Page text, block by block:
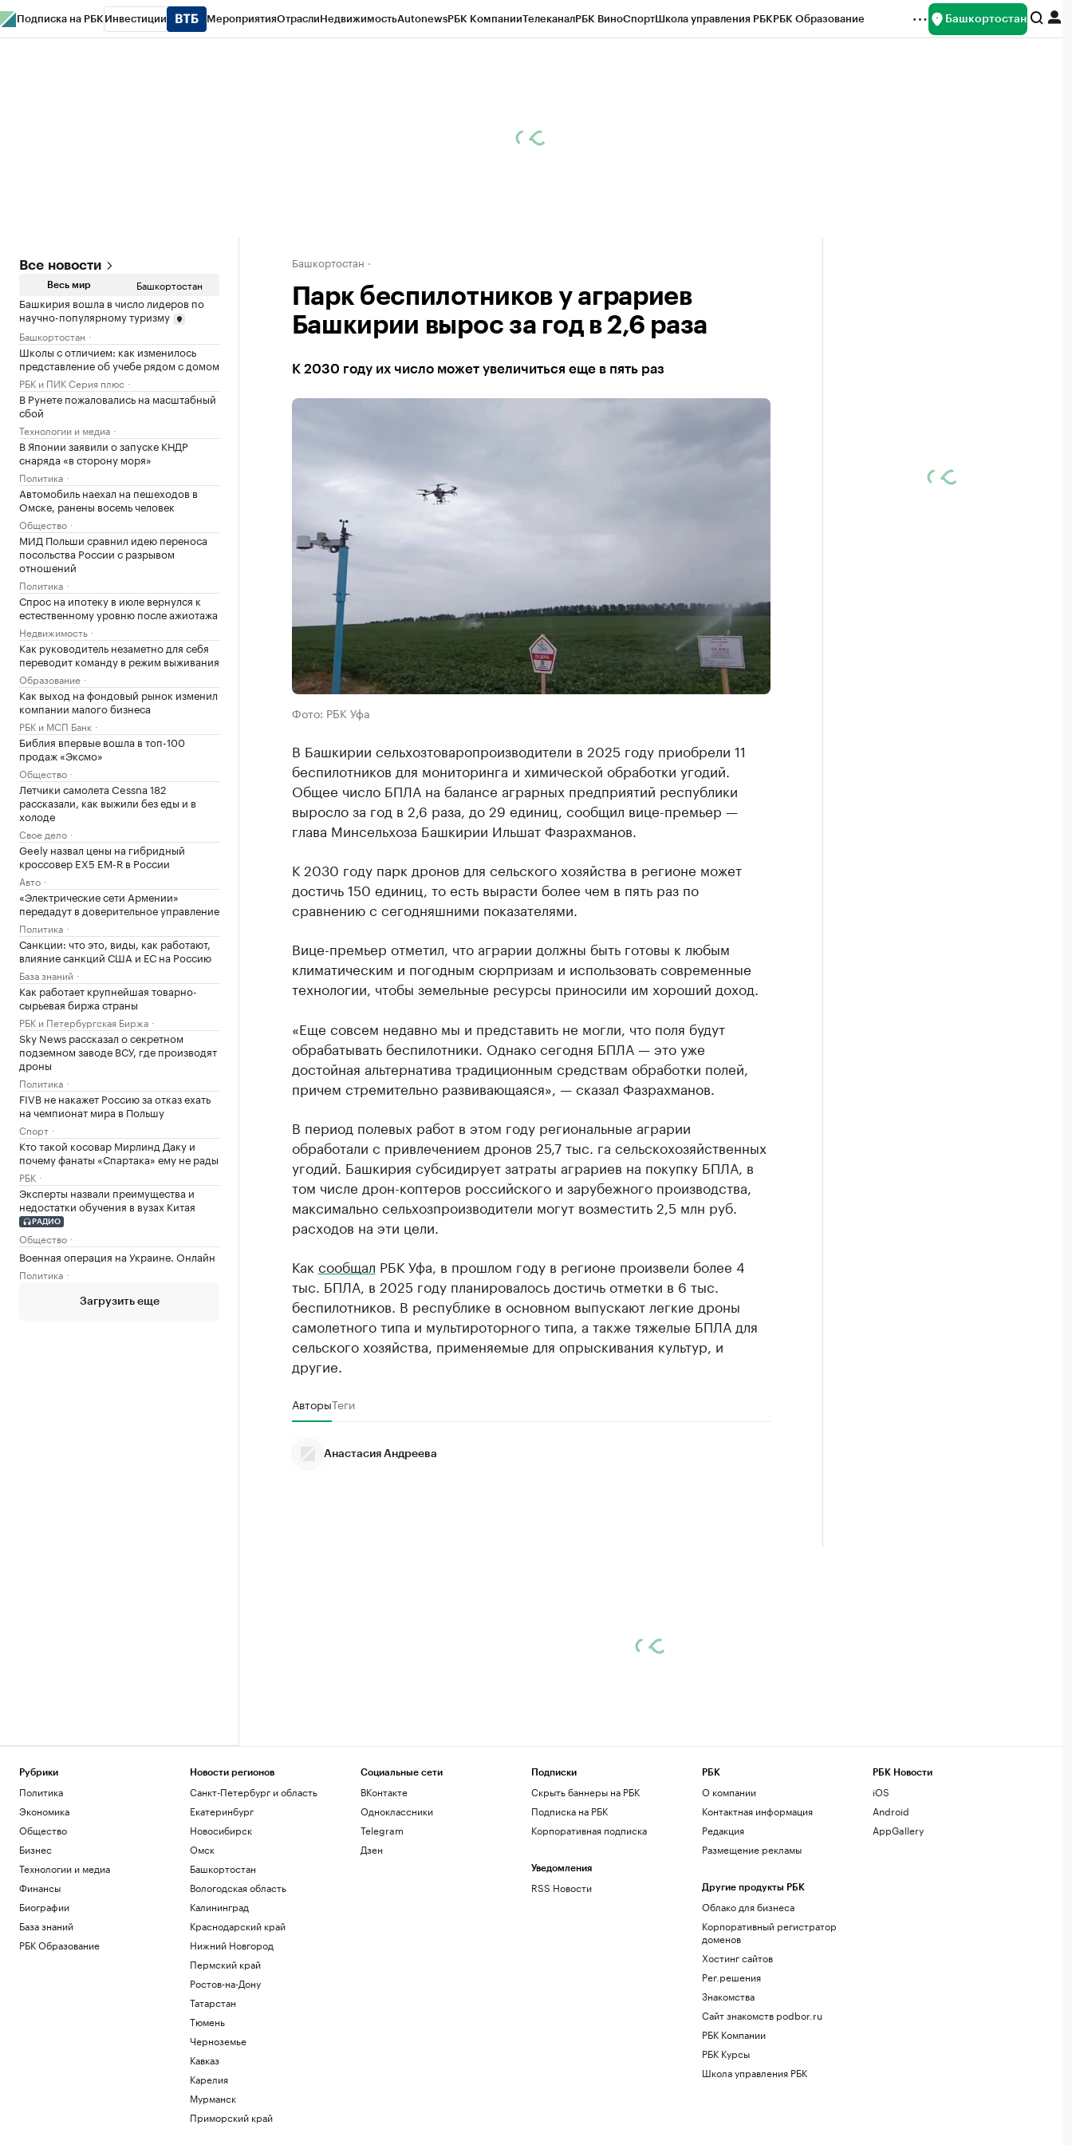
Подписка на РБК Инвестиции МероприятияОтраслиНедвижимостьAutonewsРБК КомпанииТелеканалРБК ВиноСпортШкола управления РБКРБК Образование Башкортостан
Все новости
Весь мир Башкортостан
Башкирия вошла в число лидеров по
научно-популярному туризму
Башкортостан
Школы с отличием: как изменилось
представление об учебе рядом с домом
РБК и ПИК Серия плюс
В Рунете пожаловались на масштабный
сбой
Технологии и медиа
В Японии заявили о запуске КНДР
снаряда «в сторону моря»
Политика
Автомобиль наехал на пешеходов в
Омске, ранены восемь человек
Общество
МИД Польши сравнил идею переноса
посольства России с разрывом
отношений
Политика
Спрос на ипотеку в июле вернулся к
естественному уровню после ажиотажа
Недвижимость
Как руководитель незаметно для себя
переводит команду в режим выживания
Образование
Как выход на фондовый рынок изменил
компании малого бизнеса
РБК и МСП Банк
Библия впервые вошла в топ-100
продаж «Эксмо»
Общество
Летчики самолета Cessna 182
рассказали, как выжили без еды и в
холоде
Свое дело
Geely назвал цены на гибридный
кроссовер EX5 EM-R в России
Авто
«Электрические сети Армении»
передадут в доверительное управление
Политика
Санкции: что это, виды, как работают,
влияние санкций США и ЕС на Россию
База знаний
Как работает крупнейшая товарно-
сырьевая биржа страны
РБК и Петербургская Биржа
Sky News рассказал о секретном
подземном заводе ВСУ, где производят
дроны
Политика
FIVB не накажет Россию за отказ ехать
на чемпионат мира в Польшу
Спорт
Кто такой косовар Мирлинд Даку и
почему фанаты «Спартака» ему не рады
РБК
Эксперты назвали преимущества и
недостатки обучения в вузах Китая
РАДИО
Общество
Военная операция на Украине. Онлайн
Политика
Загрузить еще
Башкортостан
Парк беспилотников у аграриев
Башкирии вырос за год в 2,6 раза
К 2030 году их число может увеличиться еще в пять раз
Фото: РБК Уфа
В Башкирии сельхозтоваропроизводители в 2025 году приобрели 11
беспилотников для мониторинга и химической обработки угодий.
Общее число БПЛА на балансе аграрных предприятий республики
выросло за год в 2,6 раза, до 29 единиц, сообщил вице-премьер —
глава Минсельхоза Башкирии Ильшат Фазрахманов.
К 2030 году парк дронов для сельского хозяйства в регионе может
достичь 150 единиц, то есть вырасти более чем в пять раз по
сравнению с сегодняшними показателями.
Вице-премьер отметил, что аграрии должны быть готовы к любым
климатическим и погодным сюрпризам и использовать современные
технологии, чтобы земельные ресурсы приносили им хороший доход.
«Еще совсем недавно мы и представить не могли, что поля будут
обрабатывать беспилотники. Однако сегодня БПЛА — это уже
достойная альтернатива традиционным средствам обработки полей,
причем стремительно развивающаяся», — сказал Фазрахманов.
В период полевых работ в этом году региональные аграрии
обработали с привлечением дронов 25,7 тыс. га сельскохозяйственных
угодий. Башкирия субсидирует затраты аграриев на покупку БПЛА, в
том числе дрон-коптеров российского и зарубежного производства,
максимально сельхозпроизводители могут возместить 2,5 млн руб.
расходов на эти цели.
Как сообщал РБК Уфа, в прошлом году в регионе произвели более 4
тыс. БПЛА, в 2025 году планировалось достичь отметки в 6 тыс.
беспилотников. В республике в основном выпускают легкие дроны
самолетного типа и мультироторного типа, а также тяжелые БПЛА для
сельского хозяйства, применяемые для опрыскивания культур, и
другие.
АвторыТеги
Анастасия Андреева
Рубрики
Политика
Экономика
Общество
Бизнес
Технологии и медиа
Финансы
Биографии
База знаний
РБК Образование
Новости регионов
Санкт-Петербург и область
Екатеринбург
Новосибирск
Омск
Башкортостан
Вологодская область
Калининград
Краснодарский край
Нижний Новгород
Пермский край
Ростов-на-Дону
Татарстан
Тюмень
Черноземье
Кавказ
Карелия
Мурманск
Приморский край
Социальные сети
ВКонтакте
Одноклассники
Telegram
Дзен
Подписки
Скрыть баннеры на РБК
Подписка на РБК
Корпоративная подписка
Уведомления
RSS Новости
РБК
О компании
Контактная информация
Редакция
Размещение рекламы
Другие продукты РБК
Облако для бизнеса
Корпоративный регистратор
доменов
Хостинг сайтов
Рег.решения
Знакомства
Сайт знакомств podbor.ru
РБК Компании
РБК Курсы
Школа управления РБК
РБК Новости
iOS
Android
AppGallery